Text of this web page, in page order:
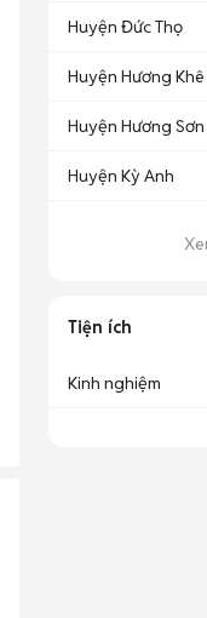
Huyện Đức Thọ
Huyện Hương Khê
Huyện Hương Sơn
Huyện Kỳ Anh
Tiện ích
Kinh nghiệm